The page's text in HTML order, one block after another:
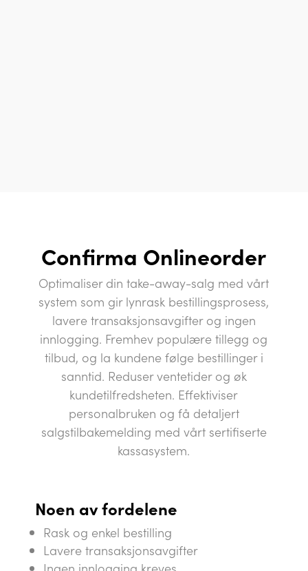
Confirma Onlineorder
Optimaliser din take-away-salg med vårt
system som gir lynrask bestillingsprosess,
lavere transaksjonsavgifter og ingen
innlogging. Fremhev populære tillegg og
tilbud, og la kundene følge bestillinger i
sanntid. Reduser ventetider og øk
kundetilfredsheten. Effektiviser
personalbruken og få detaljert
salgstilbakemelding med vårt sertifiserte
kassasystem.
Noen av fordelene
Rask og enkel bestilling
Lavere transaksjonsavgifter